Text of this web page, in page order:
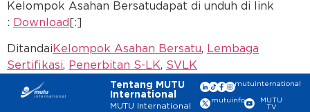
Kelompok Asahan Bersatudapat di unduh di link
: Download [:]
Ditandai Kelompok Asahan Bersatu, Lembaga
Sertifikasi, Penerbitan S-LK, SVLK
Tentang MUTU
International
MUTU International
mutuinternational
mutuinfo
MUTU
TV